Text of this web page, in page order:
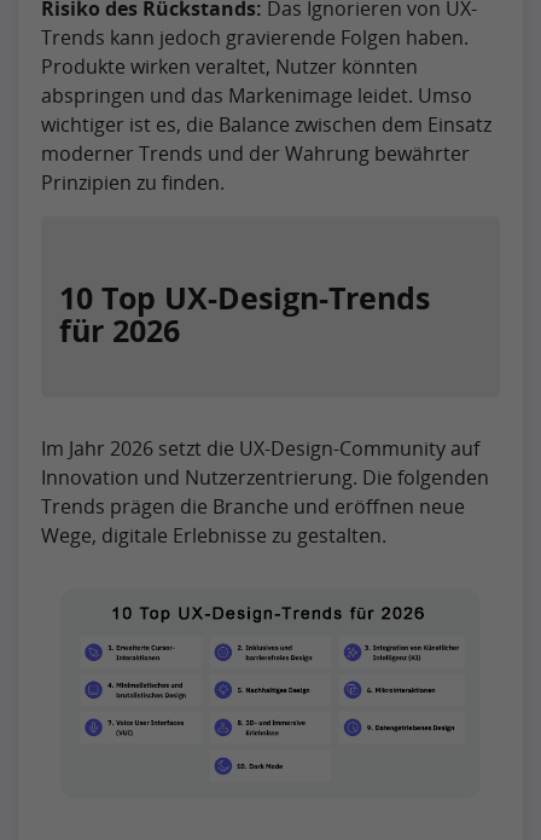
Risiko des Rückstands: Das Ignorieren von UX-
Trends kann jedoch gravierende Folgen haben.
Produkte wirken veraltet, Nutzer könnten
abspringen und das Markenimage leidet. Umso
wichtiger ist es, die Balance zwischen dem Einsatz
moderner Trends und der Wahrung bewährter
Prinzipien zu finden.
10 Top UX-Design-Trends
für 2026
Im Jahr 2026 setzt die UX-Design-Community auf
Innovation und Nutzerzentrierung. Die folgenden
Trends prägen die Branche und eröffnen neue
Wege, digitale Erlebnisse zu gestalten.